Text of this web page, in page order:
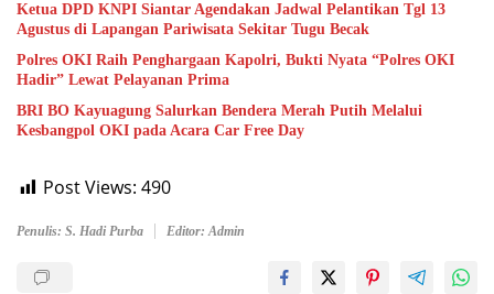
Ketua DPD KNPI Siantar Agendakan Jadwal Pelantikan Tgl 13
Agustus di Lapangan Pariwisata Sekitar Tugu Becak
Polres OKI Raih Penghargaan Kapolri, Bukti Nyata “Polres OKI
Hadir” Lewat Pelayanan Prima
BRI BO Kayuagung Salurkan Bendera Merah Putih Melalui
Kesbangpol OKI pada Acara Car Free Day
Post Views: 490
Penulis: S. Hadi Purba Editor: Admin